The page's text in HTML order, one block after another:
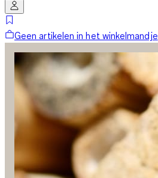
Geen artikelen in het winkelmandje